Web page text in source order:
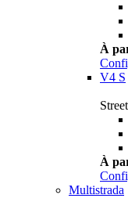
À
V4 S
À
Multistrada